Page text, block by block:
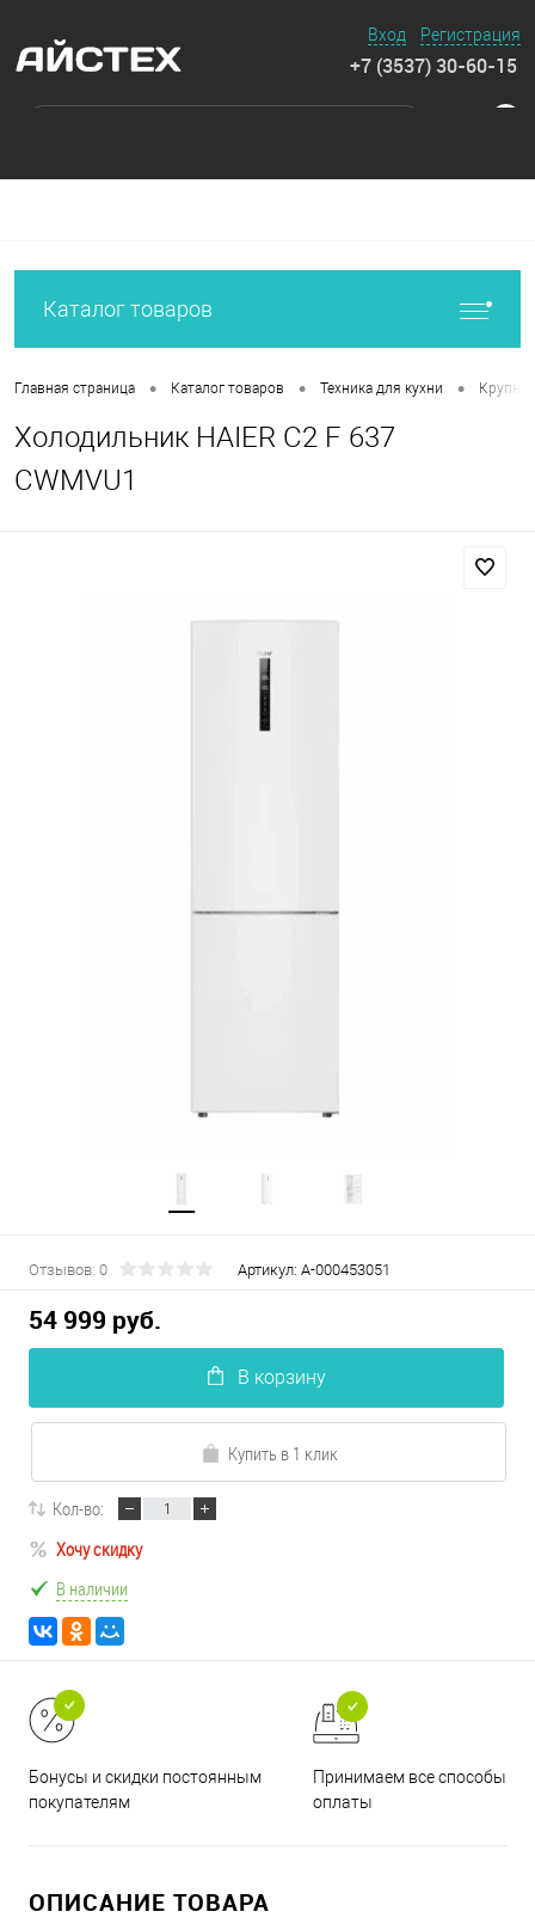
Вход Регистрация
+7 (3537) 30-60-15
Каталог товаров
Главная страница • Каталог товаров • Техника для кухни •
Холодильник HAIER C2 F 637
CWMVU1
Отзывов: 0 Артикул: А-000453051
54 999 руб.
В корзину
Купить в 1 клик
Кол-во:
Хочу скидку
В наличии
Бонусы и скидки постоянным
покупателям
Принимаем все способы
оплаты
ОПИСАНИЕ ТОВАРА